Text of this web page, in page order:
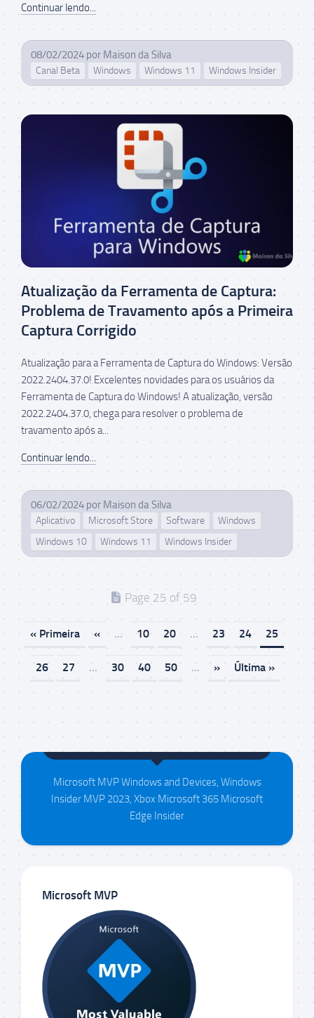
Continuar lendo...
08/02/2024 por Maison da Silva
Canal Beta Windows Windows 11 Windows Insider
Atualização da Ferramenta de Captura:
Problema de Travamento após a Primeira
Captura Corrigido
Atualização para a Ferramenta de Captura do Windows: Versão
2022.2404.37.0! Excelentes novidades para os usuários da
Ferramenta de Captura do Windows! A atualização, versão
2022.2404.37.0, chega para resolver o problema de
travamento após a...
Continuar lendo...
06/02/2024 por Maison da Silva
Aplicativo Microsoft Store Software
Windows
Windows 10
Windows 11 Windows Insider
Page 25 of 59
« Primeira « ... 10 20 ... 23 24 25
26 27 ... 30 40 50 ... » Última »
Microsoft MVP Windows and Devices, Windows
Insider MVP 2023, Xbox Microsoft 365 Microsoft
Edge Insider
Microsoft MVP